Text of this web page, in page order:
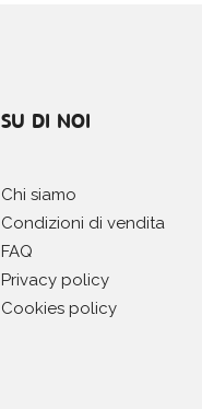
SU DI NOI
Chi siamo
Condizioni di vendita
FAQ
Privacy policy
Cookies policy